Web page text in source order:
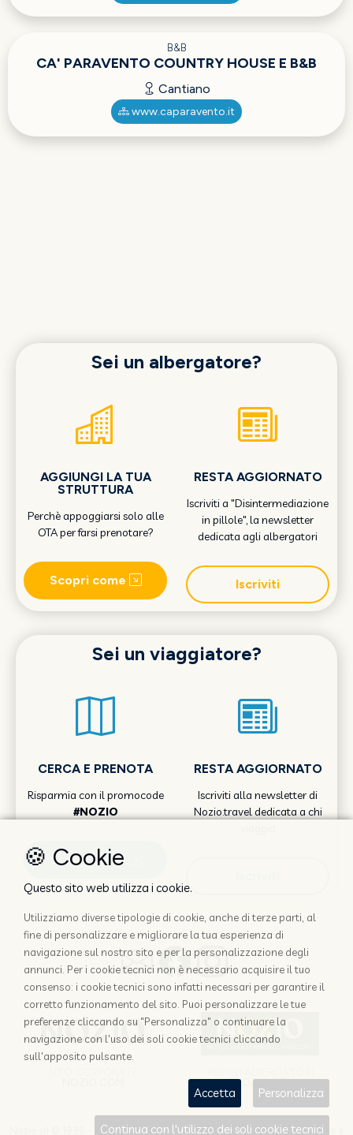
B&B
CA' PARAVENTO COUNTRY HOUSE E B&B
Cantiano
www.caparavento.it
Sei un albergatore?
AGGIUNGI LA TUA
STRUTTURA
Perchè appoggiarsi solo alle
OTA per farsi prenotare?
Scopri come
RESTA AGGIORNATO
Iscriviti a "Disintermediazione
in pillole", la newsletter
dedicata agli albergatori
Iscriviti
Sei un viaggiatore?
CERCA E PRENOTA
Risparmia con il promocode
#NOZIO
Scopri come
RESTA AGGIORNATO
Iscriviti alla newsletter di
Nozio.travel dedicata a chi
NOZIO.BIZ
2026 | Società con socio unico sottoposta a direzione e
🍪 Cookie
Questo sito web utilizza i cookie.
Utilizziamo diverse tipologie di cookie, anche di terze parti, al
fine di personalizzare e migliorare la tua esperienza di
navigazione sul nostro sito e per la personalizzazione degli
annunci. Per i cookie tecnici non è necessario acquisire il tuo
consenso: i cookie tecnici sono infatti necessari per garantire il
corretto funzionamento del sito. Puoi personalizzare le tue
preferenze cliccando su "Personalizza" o continuare la
navigazione con l'uso dei soli cookie tecnici cliccando
sull'apposito pulsante.
Accetta Personalizza
Continua con l'utilizzo dei soli cookie tecnici